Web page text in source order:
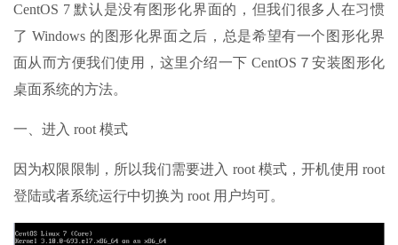
CentOS 7 默认是没有图形化界面的，但我们很多人在习惯
了 Windows 的图形化界面之后，总是希望有一个图形化界
面从而方便我们使用，这里介绍一下 CentOS７安装图形化
桌面系统的方法。
一、进入 root 模式
因为权限限制，所以我们需要进入 root 模式，开机使用 root
登陆或者系统运行中切换为 root 用户均可。